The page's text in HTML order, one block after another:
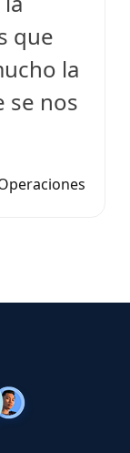
que
la
se nos